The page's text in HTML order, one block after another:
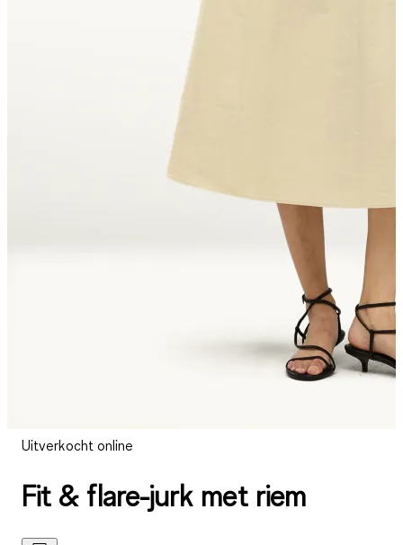
Uitverkocht online
Fit & flare-jurk met riem